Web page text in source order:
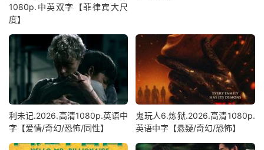
1080p.中英双字【菲律宾大尺
度】
利未记.2026.高清1080p.英语中
字【爱情/奇幻/恐怖/同性】
鬼玩人6.炼狱.2026.高清1080p.
英语中字【悬疑/奇幻/恐怖】